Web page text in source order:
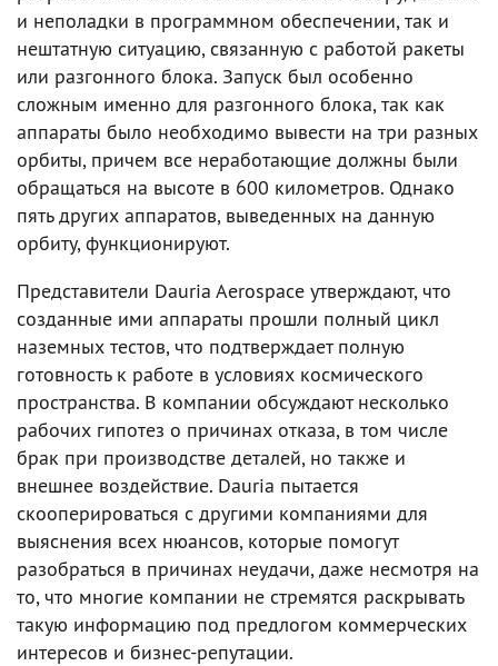
и неполадки в программном обеспечении, так и
нештатную ситуацию, связанную с работой ракеты
или разгонного блока. Запуск был особенно
сложным именно для разгонного блока, так как
аппараты было необходимо вывести на три разных
орбиты, причем все неработающие должны были
обращаться на высоте в 600 километров. Однако
пять других аппаратов, выведенных на данную
орбиту, функционируют.
Представители Dauria Aerospace утверждают, что
созданные ими аппараты прошли полный цикл
наземных тестов, что подтверждает полную
готовность к работе в условиях космического
пространства. В компании обсуждают несколько
рабочих гипотез о причинах отказа, в том числе
брак при производстве деталей, но также и
внешнее воздействие. Dauria пытается
скооперироваться с другими компаниями для
выяснения всех нюансов, которые помогут
разобраться в причинах неудачи, даже несмотря на
то, что многие компании не стремятся раскрывать
такую информацию под предлогом коммерческих
интересов и бизнес-репутации.